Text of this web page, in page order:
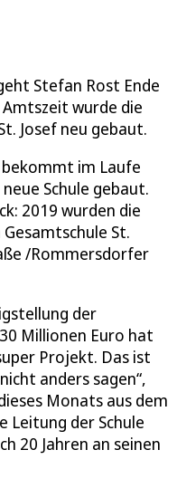
Stefan Rost Ende
Amtszeit wurde die
Josef neu gebaut.
im Laufe
Schule gebaut.
2019 wurden die
St.
/Rommersdorfer
der
Millionen Euro hat
Projekt. Das ist
anders sagen“,
Monats aus dem
Leitung der Schule
20 Jahren an seinen